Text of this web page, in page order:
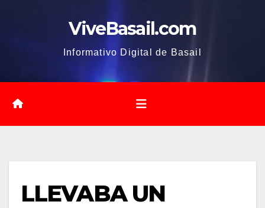
ViveBasail.com
Informativo Digital de Basail
LLEVABA UN